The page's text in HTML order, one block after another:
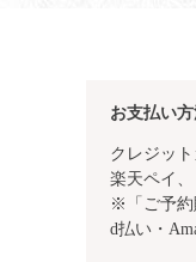
お支払い
クレジッ
楽天ペイ
※「ご予約
d払い・